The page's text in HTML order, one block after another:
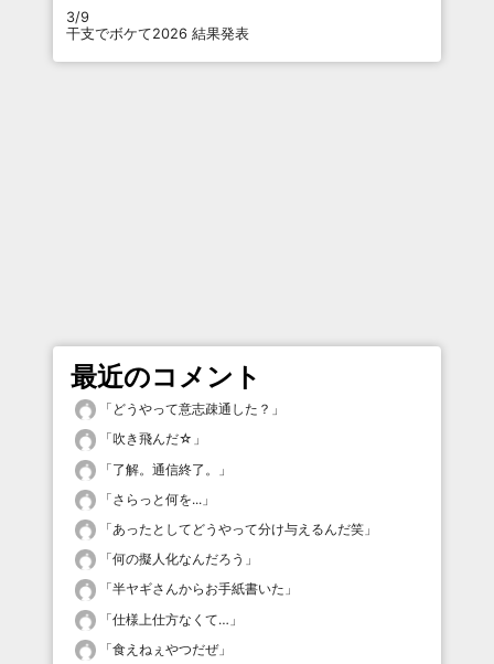
3/9
干支でボケて2026 結果発表
最近のコメント
「 どうやって意志疎通した？ 」
「吹き飛んだ☆ 」
「了解。通信終了。
」
「さらっと何を... 」
「あったとしてどうやって分け与えるんだ笑 」
「何の擬人化なんだろう 」
「半ヤギさんからお手紙書いた 」
「仕様上仕方なくて… 」
「食えねぇやつだぜ」